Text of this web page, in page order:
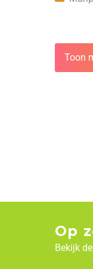
Toon
Op
Bekijk